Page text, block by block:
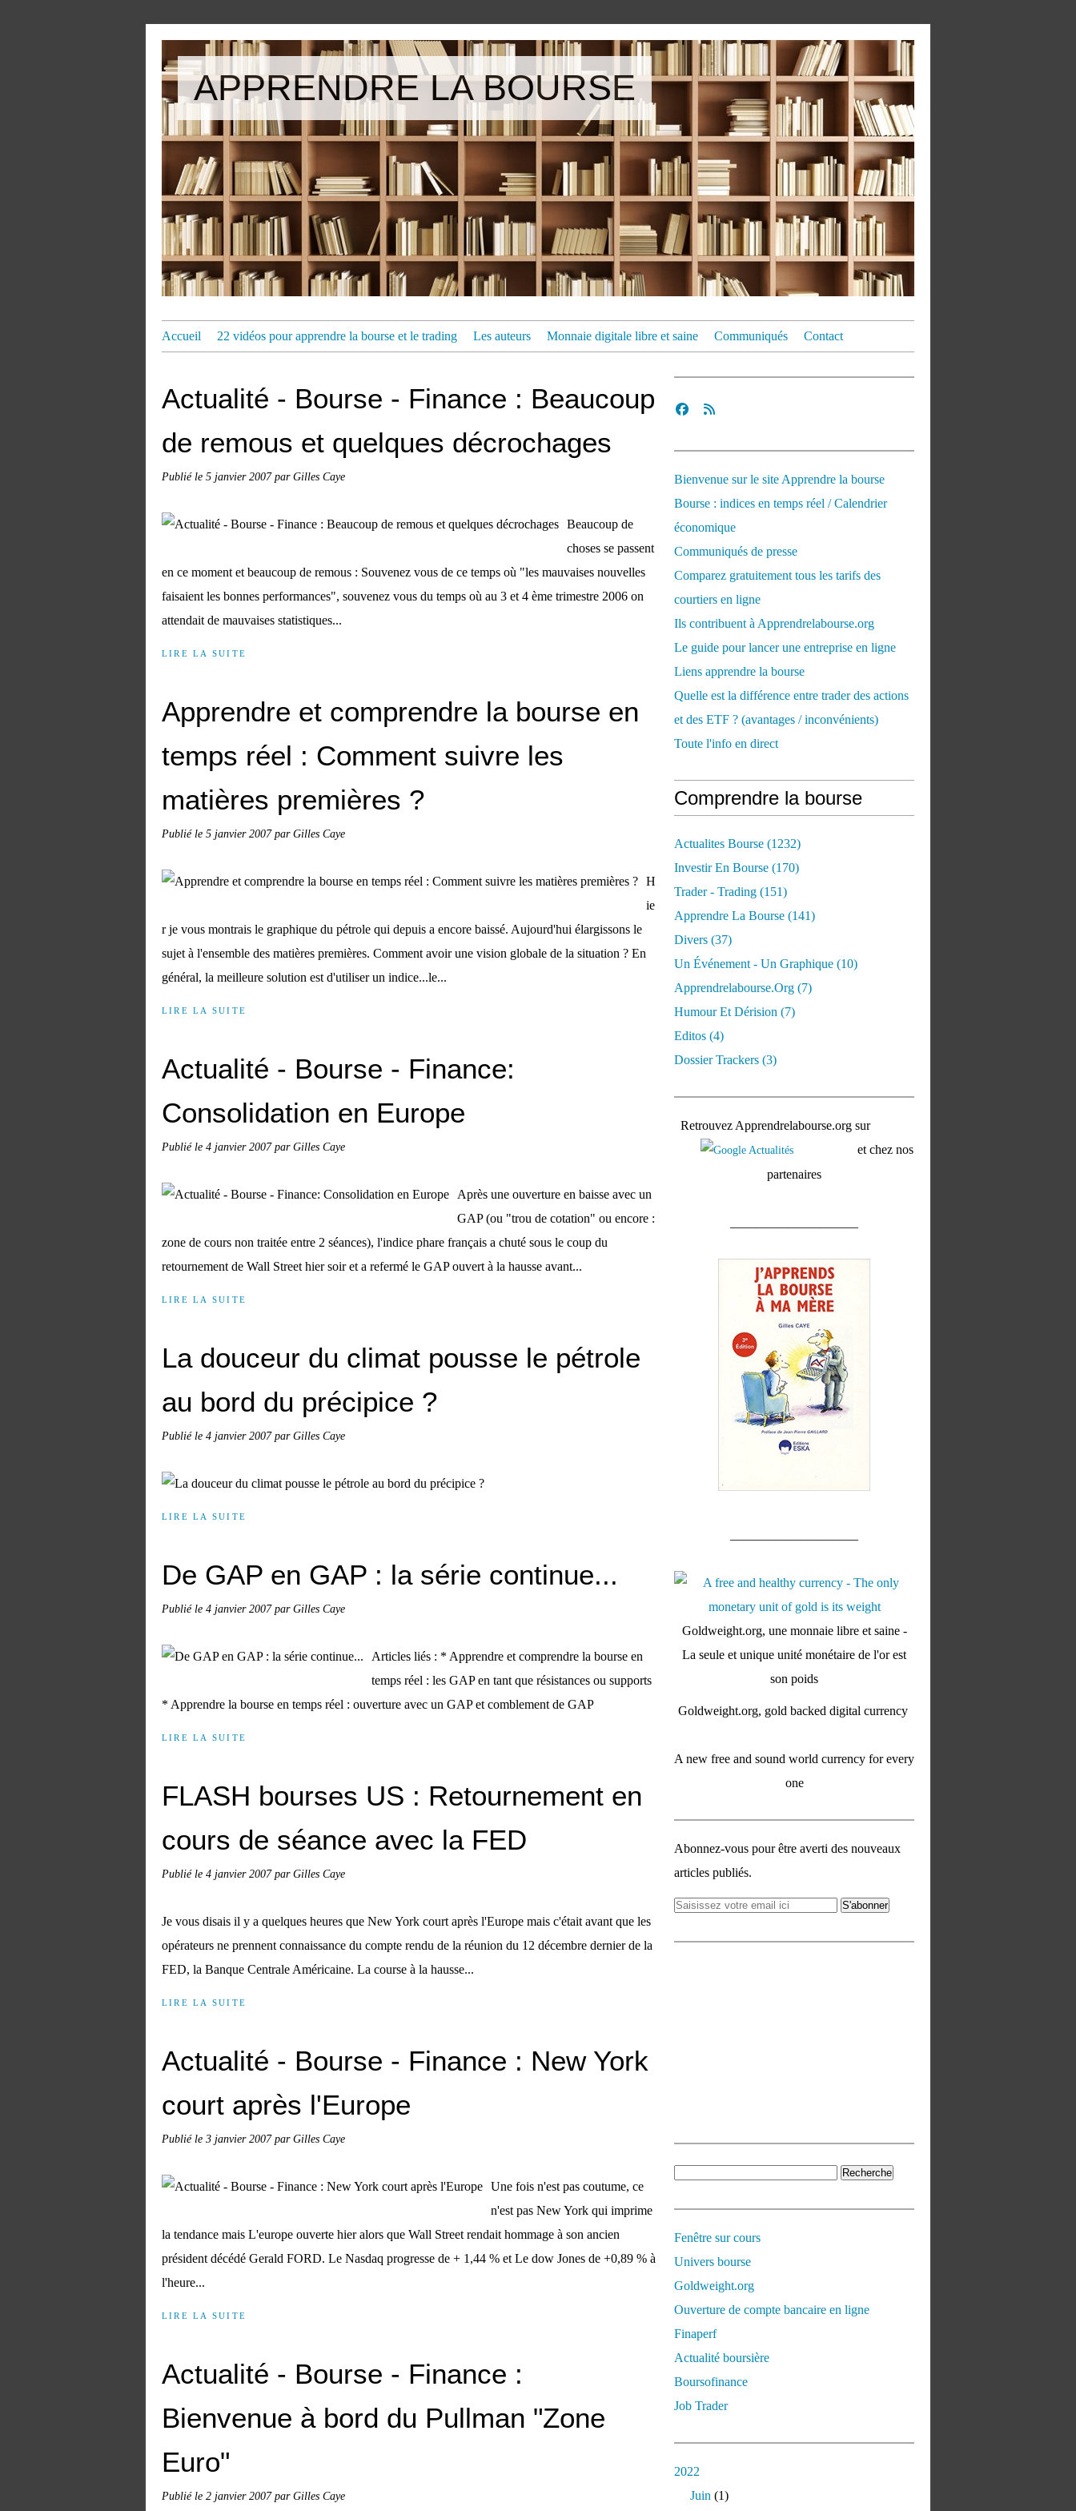
APPRENDRE LA BOURSE
Accueil 22 vidéos pour apprendre la bourse et le trading Les auteurs Monnaie digitale libre et saine Communiqués Contact
Actualité - Bourse - Finance : Beaucoup
de remous et quelques décrochages
Publié le 5 janvier 2007par Gilles Caye
Beaucoup de
choses se passent
en ce moment et beaucoup de remous : Souvenez vous de ce temps où "les mauvaises nouvelles
faisaient les bonnes performances", souvenez vous du temps où au 3 et 4 ème trimestre 2006 on
attendait de mauvaises statistiques...
LIRE LA SUITE
Apprendre et comprendre la bourse en
temps réel : Comment suivre les
matières premières ?
Publié le 5 janvier 2007par Gilles Caye
H
ie
r je vous montrais le graphique du pétrole qui depuis a encore baissé. Aujourd'hui élargissons le
sujet à l'ensemble des matières premières. Comment avoir une vision globale de la situation ? En
général, la meilleure solution est d'utiliser un indice...le...
LIRE LA SUITE
Actualité - Bourse - Finance:
Consolidation en Europe
Publié le 4 janvier 2007par Gilles Caye
Après une ouverture en baisse avec un
GAP (ou "trou de cotation" ou encore :
zone de cours non traitée entre 2 séances), l'indice phare français a chuté sous le coup du
retournement de Wall Street hier soir et a refermé le GAP ouvert à la hausse avant...
LIRE LA SUITE
La douceur du climat pousse le pétrole
au bord du précipice ?
Publié le 4 janvier 2007par Gilles Caye
LIRE LA SUITE
De GAP en GAP : la série continue...
Publié le 4 janvier 2007par Gilles Caye
Articles liés : * Apprendre et comprendre la bourse en
temps réel : les GAP en tant que résistances ou supports
* Apprendre la bourse en temps réel : ouverture avec un GAP et comblement de GAP
LIRE LA SUITE
FLASH bourses US : Retournement en
cours de séance avec la FED
Publié le 4 janvier 2007par Gilles Caye
Je vous disais il y a quelques heures que New York court après l'Europe mais c'était avant que les
opérateurs ne prennent connaissance du compte rendu de la réunion du 12 décembre dernier de la
FED, la Banque Centrale Américaine. La course à la hausse...
LIRE LA SUITE
Actualité - Bourse - Finance : New York
court après l'Europe
Publié le 3 janvier 2007par Gilles Caye
Une fois n'est pas coutume, ce
n'est pas New York qui imprime
la tendance mais L'europe ouverte hier alors que Wall Street rendait hommage à son ancien
président décédé Gerald FORD. Le Nasdaq progresse de + 1,44 % et Le dow Jones de +0,89 % à
l'heure...
LIRE LA SUITE
Actualité - Bourse - Finance :
Bienvenue à bord du Pullman "Zone
Euro"
Publié le 2 janvier 2007par Gilles Caye
Bienvenue sur le site Apprendre la bourse
Bourse : indices en temps réel / Calendrier
économique
Communiqués de presse
Comparez gratuitement tous les tarifs des
courtiers en ligne
Ils contribuent à Apprendrelabourse.org
Le guide pour lancer une entreprise en ligne
Liens apprendre la bourse
Quelle est la différence entre trader des actions
et des ETF ? (avantages / inconvénients)
Toute l'info en direct
Comprendre la bourse
Actualites Bourse (1232)
Investir En Bourse (170)
Trader - Trading (151)
Apprendre La Bourse (141)
Divers (37)
Un Événement - Un Graphique (10)
Apprendrelabourse.org (7)
Humour Et Dérision (7)
Editos (4)
Dossier Trackers (3)
Retrouvez Apprendrelabourse.org sur
et chez nos
partenaires
Goldweight.org, une monnaie libre et saine -
La seule et unique unité monétaire de l'or est
son poids
Goldweight.org, gold backed digital currency
A new free and sound world currency for every
one
Abonnez-vous pour être averti des nouveaux
articles publiés.
Fenêtre sur cours
Univers bourse
Goldweight.org
Ouverture de compte bancaire en ligne
Finaperf
Actualité boursière
Boursofinance
Job Trader
2022
Juin (1)